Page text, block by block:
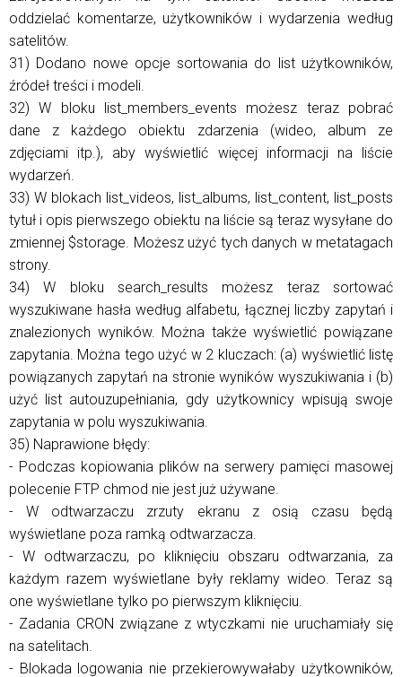
oddzielać komentarze, użytkowników i wydarzenia według
satelitów.
31) Dodano nowe opcje sortowania do list użytkowników,
źródeł treści i modeli.
32) W bloku list_members_events możesz teraz pobrać
dane z każdego obiektu zdarzenia (wideo, album ze
zdjęciami itp.), aby wyświetlić więcej informacji na liście
wydarzeń.
33) W blokach list_videos, list_albums, list_content, list_posts
tytuł i opis pierwszego obiektu na liście są teraz wysyłane do
zmiennej $storage. Możesz użyć tych danych w metatagach
strony.
34) W bloku search_results możesz teraz sortować
wyszukiwane hasła według alfabetu, łącznej liczby zapytań i
znalezionych wyników. Można także wyświetlić powiązane
zapytania. Można tego użyć w 2 kluczach: (a) wyświetlić listę
powiązanych zapytań na stronie wyników wyszukiwania i (b)
użyć list autouzupełniania, gdy użytkownicy wpisują swoje
zapytania w polu wyszukiwania.
35) Naprawione błędy:
- Podczas kopiowania plików na serwery pamięci masowej
polecenie FTP chmod nie jest już używane.
- W odtwarzaczu zrzuty ekranu z osią czasu będą
wyświetlane poza ramką odtwarzacza.
- W odtwarzaczu, po kliknięciu obszaru odtwarzania, za
każdym razem wyświetlane były reklamy wideo. Teraz są
one wyświetlane tylko po pierwszym kliknięciu.
- Zadania CRON związane z wtyczkami nie uruchamiały się
na satelitach.
- Blokada logowania nie przekierowywałaby użytkowników,